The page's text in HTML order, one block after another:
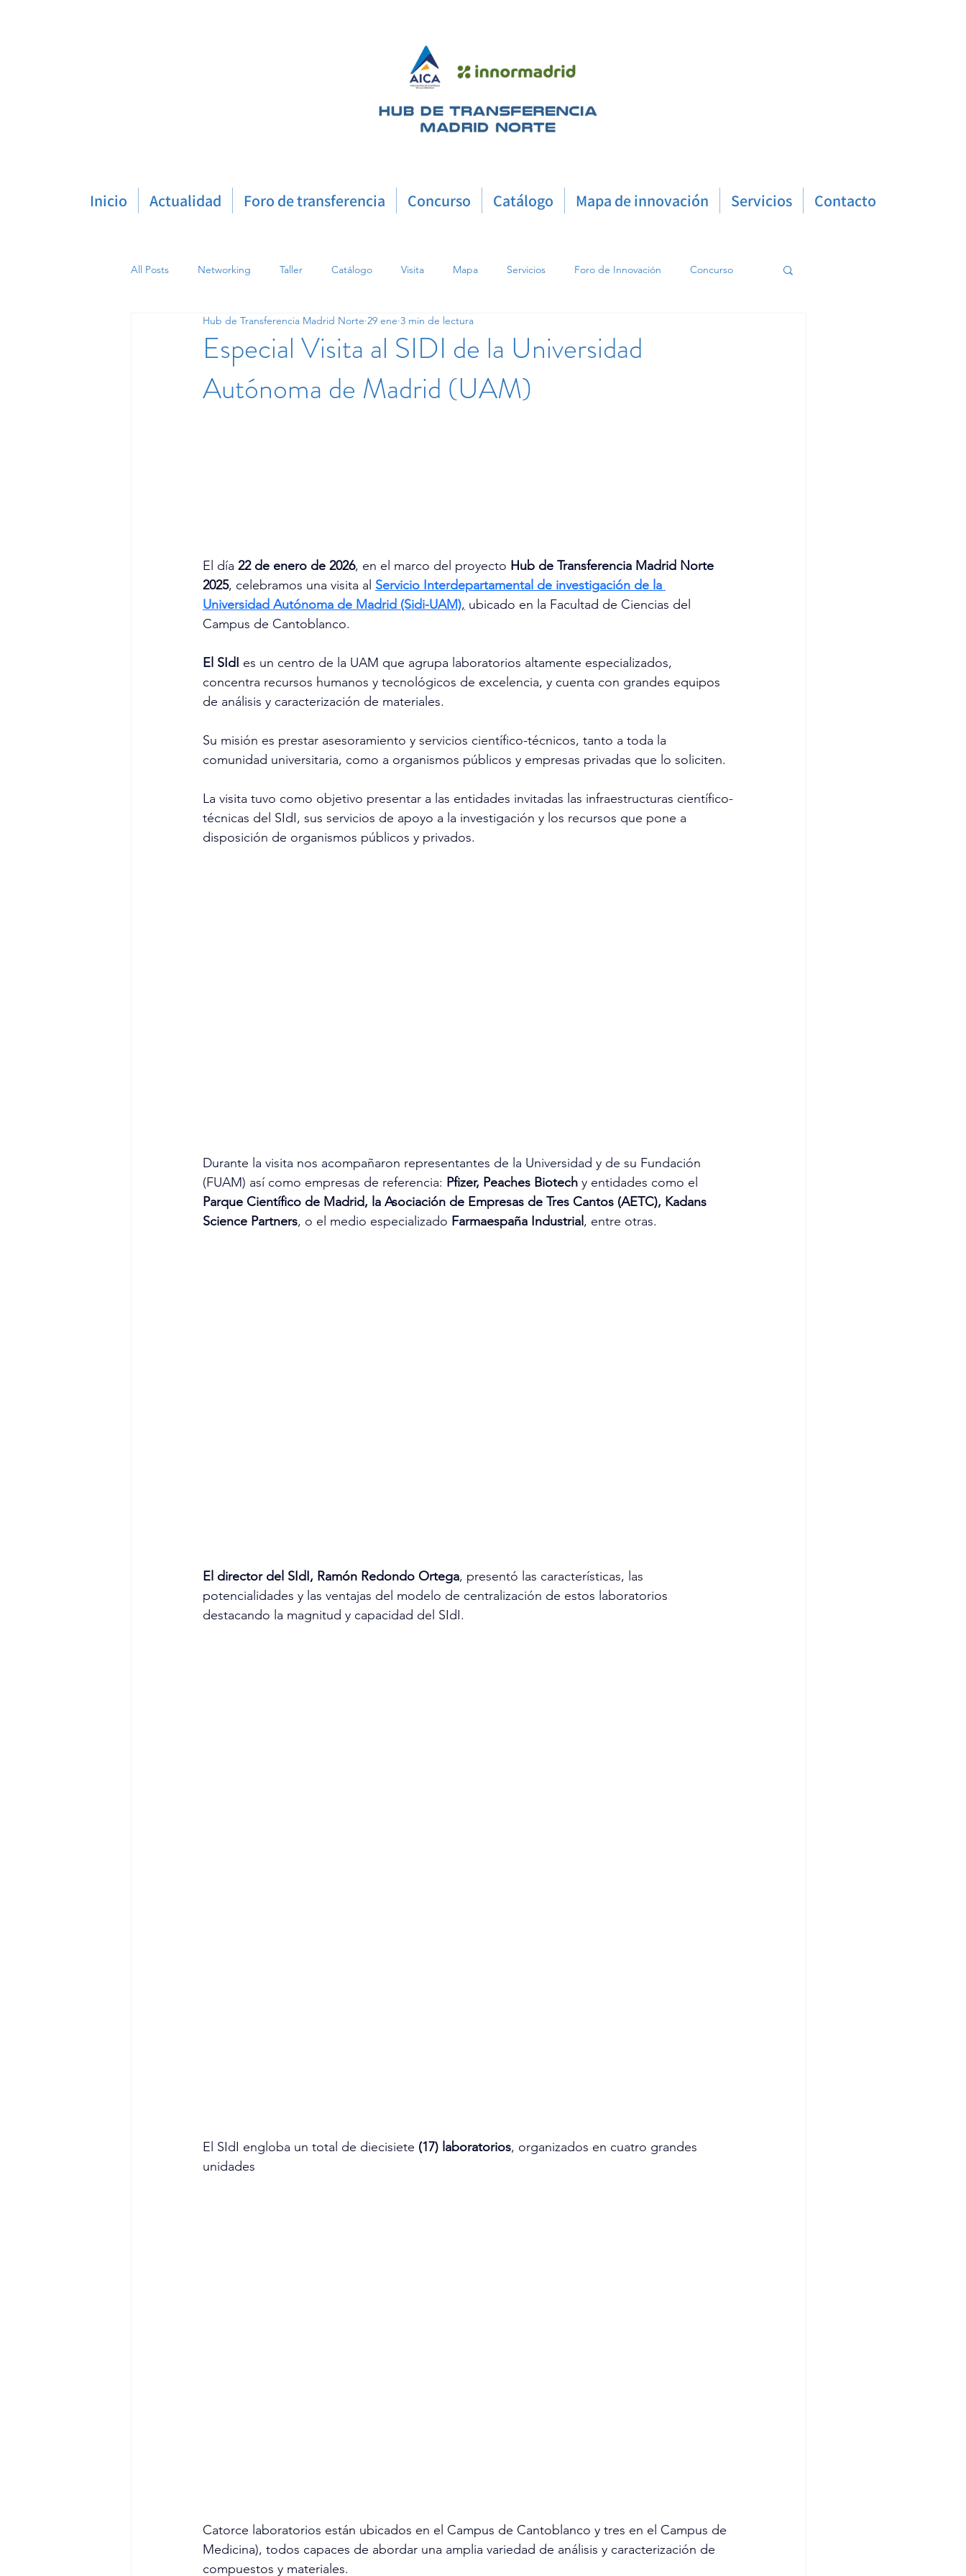
Inicio Actualidad Foro de transferencia Concurso Catálogo Mapa de innovación Servicios Contacto
All Posts Networking Taller Catálogo Visita Mapa Servicios Foro de Innovación Concurso
Especial Visita al SIDI de la Universidad
Autónoma de Madrid (UAM)
Hub de Transferencia Madrid Norte 29 ene 3 min de lectura
El día 22 de enero de 2026, en el marco del proyecto Hub de Transferencia Madrid Norte
2025, celebramos una visita al Servicio Interdepartamental de investigación de la
Universidad Autónoma de Madrid (Sidi-UAM), ubicado en la Facultad de Ciencias del
Campus de Cantoblanco.
El SIdI es un centro de la UAM que agrupa laboratorios altamente especializados,
concentra recursos humanos y tecnológicos de excelencia, y cuenta con grandes equipos
de análisis y caracterización de materiales.
Su misión es prestar asesoramiento y servicios científico-técnicos, tanto a toda la
comunidad universitaria, como a organismos públicos y empresas privadas que lo soliciten.
La visita tuvo como objetivo presentar a las entidades invitadas las infraestructuras científico-
técnicas del SIdI, sus servicios de apoyo a la investigación y los recursos que pone a
disposición de organismos públicos y privados.
Durante la visita nos acompañaron representantes de la Universidad y de su Fundación
(FUAM) así como empresas de referencia: Pfizer, Peaches Biotech y entidades como el
Parque Científico de Madrid, la Asociación de Empresas de Tres Cantos (AETC), Kadans
Science Partners, o el medio especializado Farmaespaña Industrial , entre otras.
El director del SIdI, Ramón Redondo Ortega, presentó las características, las
potencialidades y las ventajas del modelo de centralización de estos laboratorios
destacando la magnitud y capacidad del SIdI.
El SIdI engloba un total de diecisiete (17) laboratorios, organizados en cuatro grandes
unidades
Catorce laboratorios están ubicados en el Campus de Cantoblanco y tres en el Campus de
Medicina), todos capaces de abordar una amplia variedad de análisis y caracterización de
compuestos y materiales.